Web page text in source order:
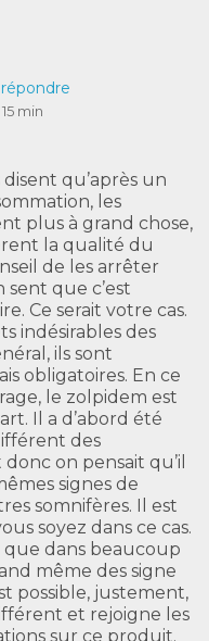
répondre
min
disent qu’après un
les
plus à grand chose,
la qualité du
de les arrêter
sent que c’est
Ce serait votre cas.
indésirables des
ils sont
obligatoires. En ce
le zolpidem est
Il a d’abord été
des
on pensait qu’il
signes de
somnifères. Il est
soyez dans ce cas.
que dans beaucoup
même des signe
possible, justement,
et rejoigne les
sur ce produit.